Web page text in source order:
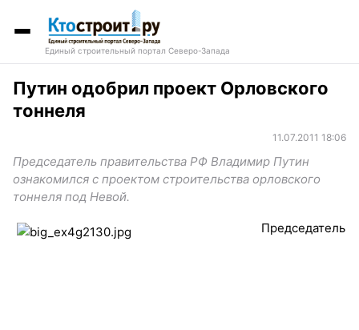
Единый строительный портал Северо-Запада
Путин одобрил проект Орловского
тоннеля
11.07.2011 18:06
Председатель правительства РФ Владимир Путин
ознакомился с проектом строительства орловского
тоннеля под Невой.
Председатель